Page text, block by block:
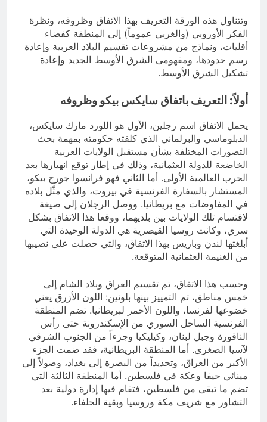
وتتناول هذه الورقة التعريف بهذا الاتفاق وظروفه، ونظرة
الفكر الأوروبي (والغربي عموماً) إلى المنطقة كفضاء
أقليات، ونماذج من مشروعات تقسيم البلاد العربية وإعادة
رسم حدودها، ومفهومى الشرق الأوسط الجديد وإعادة
تشكيل الشرق الأوسط.
أولاً: التعريف باتفاق سايكس بيكو وظروفه
يحمل الاتفاق اسم رجلين، الأول هو اللورد مارك سايكس،
الدبلوماسي والبرلماني الذي كلفته حكومته بمهمة بحث
التصورات المختلفة بشأن مستقبل الولايات العربية
الخاضعة للدولة العثمانية، وذلك في إطار توقع انهيارها بعد
الحرب العالمية الأولى. أما الثاني فهو فرانسوا جورج بيكو،
المستشار بالسفارة الفرنسية في بيروت، والذي مثّل بلاده
في المفاوضات مع بريطانيا. ووصل الرجلان إلى صيغة
لاقتسام تلك الولايات بين بلديهما، ووقعا هذا الاتفاق بشكل
سري، وكانت روسيا القيصرية هي الدولة الوحيدة التي
أبلغتها لندن وباريس بهذا الاتفاق، والتي حصلت على نصيبها
من الغنيمة العثمانية المتوقعة.
وحسب هذا الاتفاق، تم تقسيم العراق وبلاد الشام إلى
خمس مناطق، تم التمييز بينها بلونين: اللون الأزرق يعني
خضوعها لفرنسا، واللون الأحمر لبريطانيا. تضم المنطقة
الفرنسية الساحل السوري من الإسكندرونة حتى رأس
الناقورة وجبل لبنان، وكيليكيا وجزءاً من الجنوب الشرقي
لآسيا الصغرى. أما المنطقة البريطانية، فقد ضمت الجزء
الأكبر من العراق، وتحديداً من البصرة إلى بغداد، وصولاً إلى
مينائي حيفا وعكة في فلسطين. أما المنطقة الثالثة التي
تضم ما تبقى من فلسطين، فتقام فيها إدارة دولية بعد
التشاور مع شريف مكة وروسيا وبقية الحلفاء.